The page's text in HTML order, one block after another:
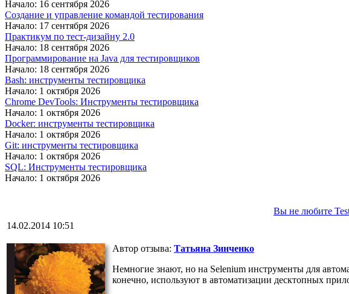
Начало: 16 сентября 2026
Создание и управление командой тестирования
Начало: 17 сентября 2026
Практикум по тест-дизайну 2.0
Начало: 18 сентября 2026
Программирование на Java для тестировщиков
Начало: 18 сентября 2026
Bash: инструменты тестировщика
Начало: 1 октября 2026
Chrome DevTools: Инструменты тестировщика
Начало: 1 октября 2026
Docker: инструменты тестировщика
Начало: 1 октября 2026
Git: инструменты тестировщика
Начало: 1 октября 2026
SQL: Инструменты тестировщика
Начало: 1 октября 2026
Вы не любите
14.02.2014 10:51
Автор отзыва: Татьяна Зинченко
Немногие знают, но на Selenium инструменты для
конечно, используют в автоматизации десктопных